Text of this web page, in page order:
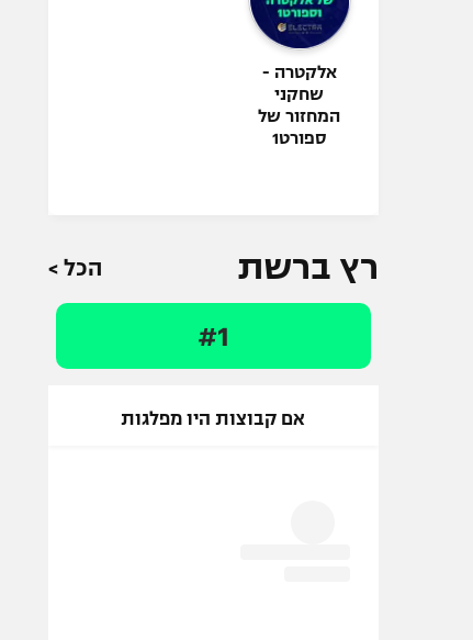
אלקטרה -
שחקני
המחזור של
ספורט1
רץ ברשת הכל >
#1
אם קבוצות היו מפלגות